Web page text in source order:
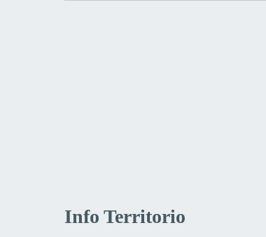
Info Territorio